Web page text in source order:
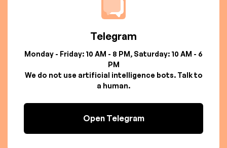
Telegram
Monday - Friday: 10 AM - 8 PM, Saturday: 10 AM - 6
PM
We do not use artificial intelligence bots. Talk to
a human.
Open Telegram